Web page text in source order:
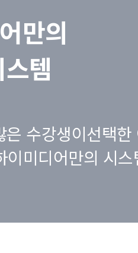
만의
템
수강생이선택한
이미디어만의 시